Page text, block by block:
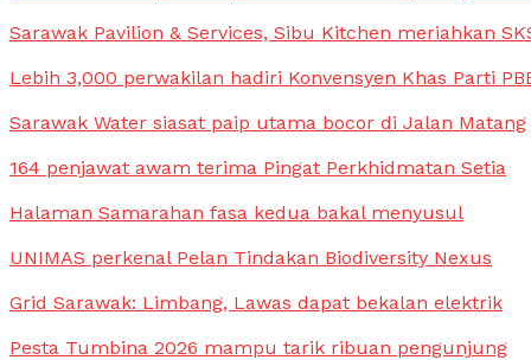
Sarawak Pavilion & Services, Sibu Kitchen meriahkan
Lebih 3,000 perwakilan hadiri Konvensyen Khas Parti
Sarawak Water siasat paip utama bocor di Jalan Matang
164 penjawat awam terima Pingat Perkhidmatan Setia
Halaman Samarahan fasa kedua bakal menyusul
UNIMAS perkenal Pelan Tindakan Biodiversity Nexus
Grid Sarawak: Limbang, Lawas dapat bekalan elektrik
Pesta Tumbina 2026 mampu tarik ribuan pengunjung